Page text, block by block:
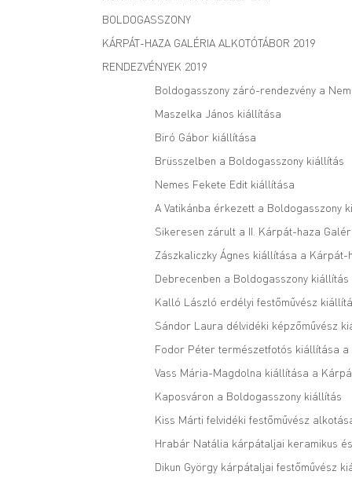
BOLDOGASSZONY
KÁRPÁT-HAZA GALÉRIA ALKOTÓTÁBOR 2019
RENDEZVÉNYEK 2019
Boldogasszony záró-rendezvény a
Maszelka János kiállítása
Biró Gábor kiállítása
Brüsszelben a Boldogasszony kiállítás
Nemes Fekete Edit kiállítása
A Vatikánba érkezett a Boldogasszony
Sikeresen zárult a II. Kárpát-haza
Zászkaliczky Ágnes kiállítása a Kárpát-
Debrecenben a Boldogasszony kiállítás
Kalló László erdélyi festőművész
Sándor Laura délvidéki képzőművész
Fodor Péter természetfotós kiállítása
Vass Mária-Magdolna kiállítása a
Kaposváron a Boldogasszony kiállítás
Kiss Márti felvidéki festőművész
Hrabár Natália kárpátaljai keramikus
Dikun György kárpátaljai festőművész